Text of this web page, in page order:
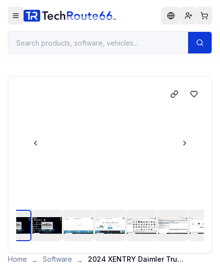
Home → Software → 2024 XENTRY Daimler Truck Diagnostics: Для грузовиков Mercedes-Benz